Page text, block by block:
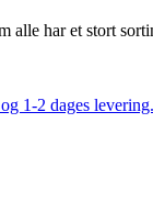
alle har et stort
1-2 dages